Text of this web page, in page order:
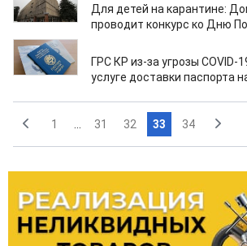
Для детей на карантине:
проводит конкурс ко Дню
17.03.2020
ГРС КР из-за угрозы COVID-
услуге доставки паспорта
1 31 32 33 34